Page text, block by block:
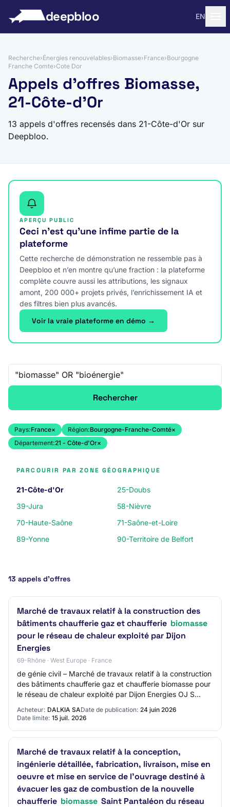
deepbloo EN
Recherche›Énergies renouvelables›Biomasse›France›Bourgogne
Franche Comte›Cote Dor
Appels d'offres Biomasse,
21-Côte-d'Or
13 appels d'offres recensés dans 21-Côte-d'Or sur
Deepbloo.
APERÇU PUBLIC
Ceci n’est qu’une infime partie de la
plateforme
Cette recherche de démonstration ne ressemble pas à
Deepbloo et n’en montre qu’une fraction : la plateforme
complète couvre aussi les attributions, les signaux
amont, 200 000+ projets privés, l’enrichissement IA et
des filtres bien plus avancés.
Voir la vraie plateforme en démo →
Recherche libre
Rechercher
Pays:France× Région:Bourgogne-Franche-Comté×
Département:21 - Côte-d'Or×
PARCOURIR PAR ZONE GÉOGRAPHIQUE
21-Côte-d'Or
25-Doubs
39-Jura
58-Nièvre
70-Haute-Saône
71-Saône-et-Loire
89-Yonne
90-Territoire de Belfort
13 appels d’offres
Marché de travaux relatif à la construction des
bâtiments chaufferie gaz et chaufferie biomasse
pour le réseau de chaleur exploité par Dijon
Energies
69-Rhône · West Europe · France
de génie civil – Marché de travaux relatif à la construction
des bâtiments chaufferie gaz et chaufferie biomasse pour
le réseau de chaleur exploité par Dijon Energies OJ S
Acheteur: DALKIA SADate de publication: 24 juin 2026
Date limite: 15 juil. 2026
Marché de travaux relatif à la conception,
ingénierie détaillée, fabrication, livraison, mise en
oeuvre et mise en service de l'ouvrage destiné à
évacuer les gaz de combustion de la nouvelle
chaufferie biomasse Saint Pantaléon du réseau